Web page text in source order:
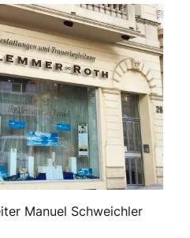
Manuel Schweichler